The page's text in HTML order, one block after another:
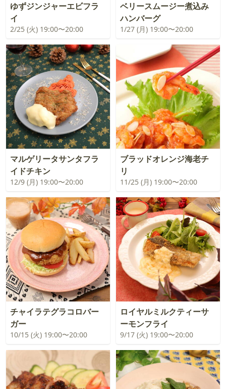
ゆずジンジャーエビフラ
イ
2/25 (火) 19:00〜20:00
ベリースムージー煮込み
ハンバーグ
1/27 (月) 19:00〜20:00
マルゲリータサンタフラ
イドチキン
12/9 (月) 19:00〜20:00
ブラッドオレンジ海老チ
リ
11/25 (月) 19:00〜20:00
チャイラテグラコロバー
ガー
10/15 (火) 19:00〜20:00
ロイヤルミルクティーサ
ーモンフライ
9/17 (火) 19:00〜20:00